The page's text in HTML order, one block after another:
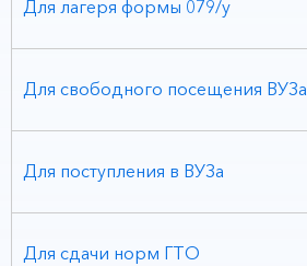
Для лагеря формы 079/у
Для свободного посещения ВУЗа
Для поступления в ВУЗа
Для сдачи норм ГТО